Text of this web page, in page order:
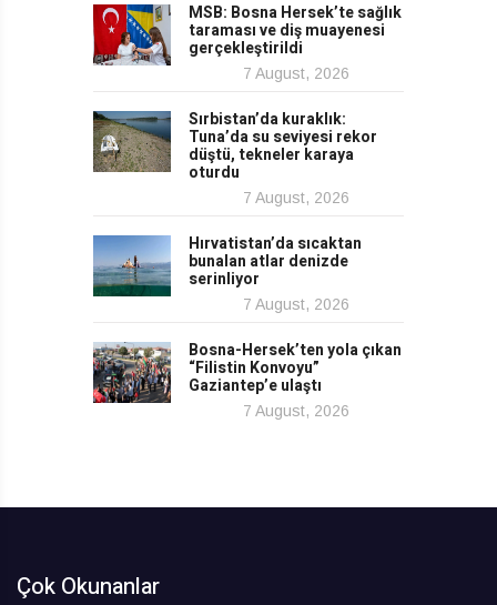
MSB: Bosna Hersek’te sağlık
taraması ve diş muayenesi
gerçekleştirildi
7 August, 2026
Sırbistan’da kuraklık:
Tuna’da su seviyesi rekor
düştü, tekneler karaya
oturdu
7 August, 2026
Hırvatistan’da sıcaktan
bunalan atlar denizde
serinliyor
7 August, 2026
Bosna-Hersek’ten yola çıkan
“Filistin Konvoyu”
Gaziantep’e ulaştı
7 August, 2026
Çok Okunanlar